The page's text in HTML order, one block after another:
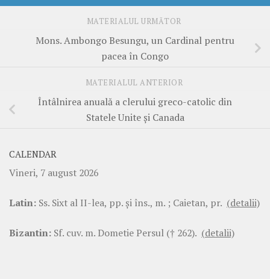
MATERIALUL URMĂTOR
Mons. Ambongo Besungu, un Cardinal pentru
pacea în Congo
MATERIALUL ANTERIOR
Întâlnirea anuală a clerului greco-catolic din
Statele Unite și Canada
CALENDAR
Vineri, 7 august 2026
Latin: Ss. Sixt al II-lea, pp. şi îns., m. ; Caietan, pr. (detalii)
Bizantin: Sf. cuv. m. Dometie Persul († 262). (detalii)